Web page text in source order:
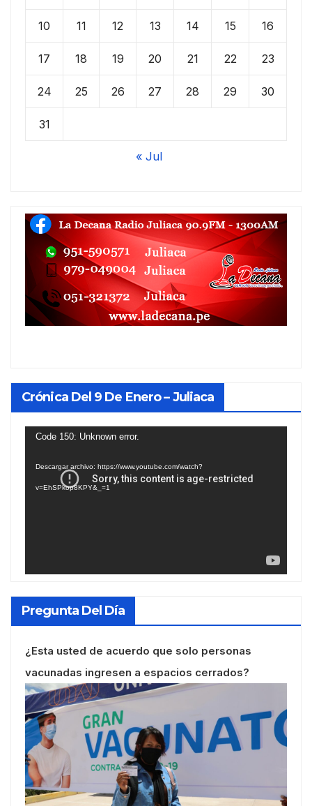
10 11 12 13 14 15 16
17 18 19 20 21 22 23
24 25 26 27 28 29 30
31
« Jul
Crónica Del 9 De Enero – Juliaca
Reproductor
Code 150: Unknown error.
Descargar archivo: https://www.youtube.com/watch?
v=EhSPkop8KPY&_=1
Pregunta Del Día
¿Esta usted de acuerdo que solo personas
vacunadas ingresen a espacios cerrados?